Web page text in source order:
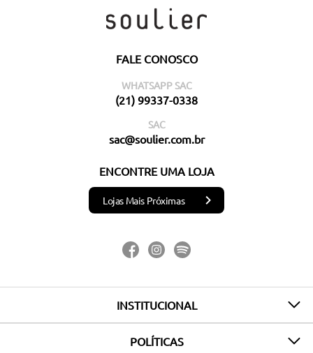
FALE CONOSCO
WHATSAPP SAC
(21) 99337-0338
SAC
sac@soulier.com.br
ENCONTRE UMA LOJA
Lojas Mais Próximas
INSTITUCIONAL
POLÍTICAS